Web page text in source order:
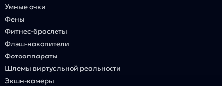
Умные очки
Фены
Фитнес-браслеты
Флэш-накопители
Фотоаппараты
Шлемы виртуальной реальности
Экшн-камеры